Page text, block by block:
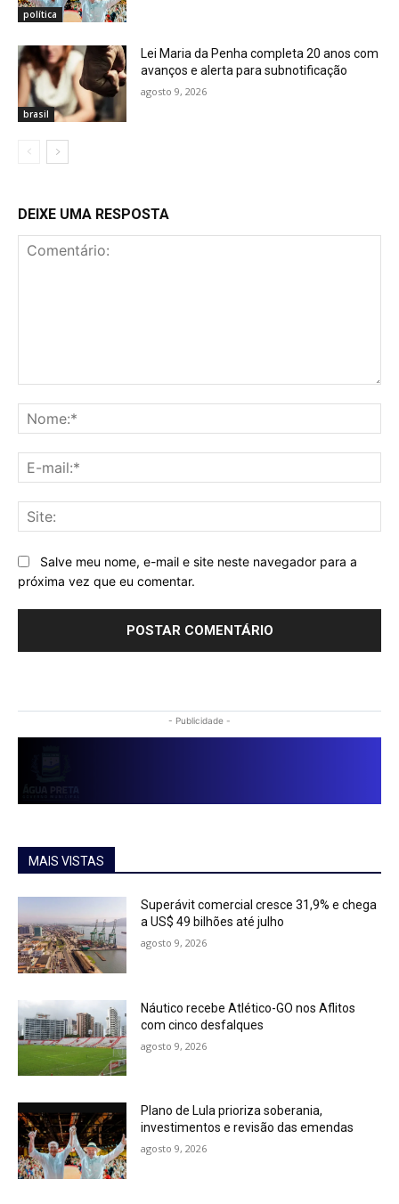
política
brasil
Lei Maria da Penha completa 20 anos com
avanços e alerta para subnotificação
agosto 9, 2026
DEIXE UMA RESPOSTA
Salve meu nome, e-mail e site neste navegador para a
próxima vez que eu comentar.
- Publicidade -
MAIS VISTAS
Superávit comercial cresce 31,9% e chega
a US$ 49 bilhões até julho
agosto 9, 2026
Náutico recebe Atlético-GO nos Aflitos
com cinco desfalques
agosto 9, 2026
Plano de Lula prioriza soberania,
investimentos e revisão das emendas
agosto 9, 2026